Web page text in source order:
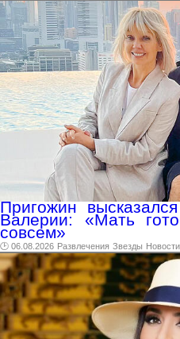
Пригожин
Валерии: «Мать
совсем»
🕑 06.08.2026 Развлечения Звезды Новости